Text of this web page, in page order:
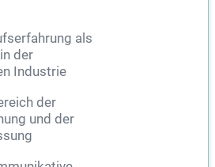
als
der
Industrie
der
und der